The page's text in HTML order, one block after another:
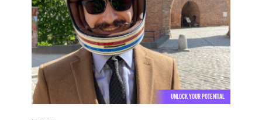
robienia
gier
UNLOCK YOUR POTENTIAL